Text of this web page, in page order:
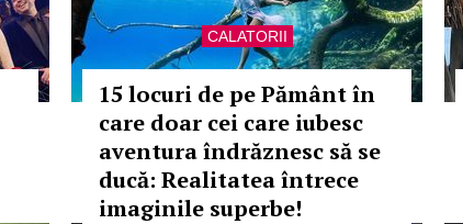
CALATORII
15 locuri de pe Pământ în
care doar cei care iubesc
aventura îndrăznesc să se
ducă: Realitatea întrece
imaginile superbe!